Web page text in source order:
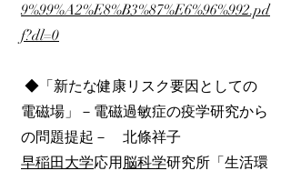
9%99%A2%E8%B3%87%E6%96%992.pd
f?dl=0
◆「新たな健康リスク要因としての
電磁場」－電磁過敏症の疫学研究から
の問題提起－ 北條祥子
早稲田大学応用脳科学研究所「生活環